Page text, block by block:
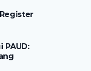
PAUD: